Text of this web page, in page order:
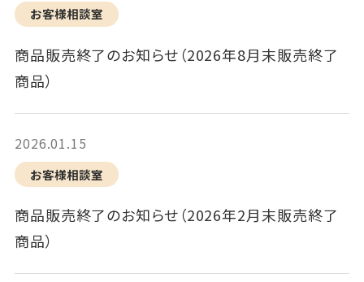
お客様相談室
商品販売終了のお知らせ（2026年8月末販売終了
商品）
2026.01.15
お客様相談室
商品販売終了のお知らせ（2026年2月末販売終了
商品）